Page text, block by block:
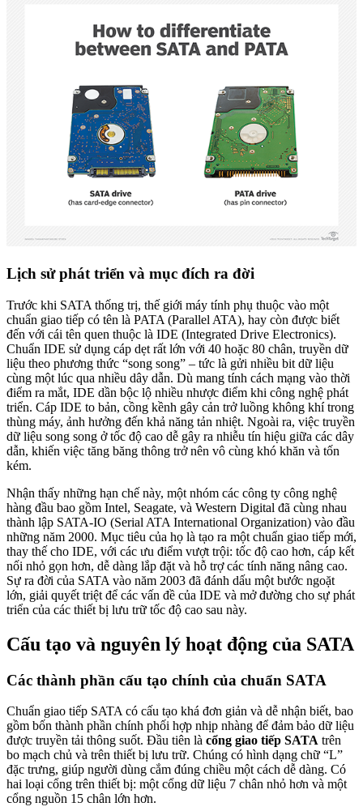
Lịch sử phát triển và mục đích ra đời
Trước khi SATA thống trị, thế giới máy tính phụ thuộc vào một
chuẩn giao tiếp có tên là PATA (Parallel ATA), hay còn được biết
đến với cái tên quen thuộc là IDE (Integrated Drive Electronics).
Chuẩn IDE sử dụng cáp dẹt rất lớn với 40 hoặc 80 chân, truyền dữ
liệu theo phương thức “song song” – tức là gửi nhiều bit dữ liệu
cùng một lúc qua nhiều dây dẫn. Dù mang tính cách mạng vào thời
điểm ra mắt, IDE dần bộc lộ nhiều nhược điểm khi công nghệ phát
triển. Cáp IDE to bản, cồng kềnh gây cản trở luồng không khí trong
thùng máy, ảnh hưởng đến khả năng tản nhiệt. Ngoài ra, việc truyền
dữ liệu song song ở tốc độ cao dễ gây ra nhiễu tín hiệu giữa các dây
dẫn, khiến việc tăng băng thông trở nên vô cùng khó khăn và tốn
kém.
Nhận thấy những hạn chế này, một nhóm các công ty công nghệ
hàng đầu bao gồm Intel, Seagate, và Western Digital đã cùng nhau
thành lập SATA-IO (Serial ATA International Organization) vào đầu
những năm 2000. Mục tiêu của họ là tạo ra một chuẩn giao tiếp mới,
thay thế cho IDE, với các ưu điểm vượt trội: tốc độ cao hơn, cáp kết
nối nhỏ gọn hơn, dễ dàng lắp đặt và hỗ trợ các tính năng nâng cao.
Sự ra đời của SATA vào năm 2003 đã đánh dấu một bước ngoặt
lớn, giải quyết triệt để các vấn đề của IDE và mở đường cho sự phát
triển của các thiết bị lưu trữ tốc độ cao sau này.
Cấu tạo và nguyên lý hoạt động của SATA
Các thành phần cấu tạo chính của chuẩn SATA
Chuẩn giao tiếp SATA có cấu tạo khá đơn giản và dễ nhận biết, bao
gồm bốn thành phần chính phối hợp nhịp nhàng để đảm bảo dữ liệu
được truyền tải thông suốt. Đầu tiên là cổng giao tiếp SATA trên
bo mạch chủ và trên thiết bị lưu trữ. Chúng có hình dạng chữ “L”
đặc trưng, giúp người dùng cắm đúng chiều một cách dễ dàng. Có
hai loại cổng trên thiết bị: một cổng dữ liệu 7 chân nhỏ hơn và một
cổng nguồn 15 chân lớn hơn.